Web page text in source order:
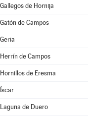
Gallegos de Hornija
Gatón de Campos
Geria
Herrín de Campos
Hornillos de Eresma
Íscar
Laguna de Duero